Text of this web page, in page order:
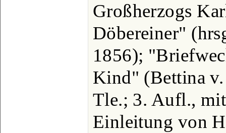
Großherzogs
Döbereiner"
1856);
Kind" (Bettina
Tle.; 3. Aufl.,
Einleitung von